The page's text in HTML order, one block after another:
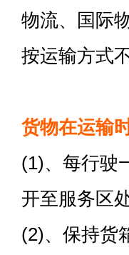
物流、国际
按运输方式
货物在运输
(1)、每行驶
开至服务区
(2)、保持货